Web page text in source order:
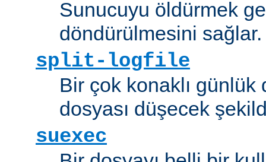
Sunucuyu öldürmek
döndürülmesini sağlar.
split-logfile
Bir çok konaklı günlük
dosyası düşecek
suexec